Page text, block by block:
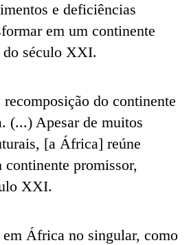
e deficiências
em um continente
do século XXI.
do continente
(...) Apesar de muitos
[a África] reúne
continente promissor,
XXI.
África no singular, como